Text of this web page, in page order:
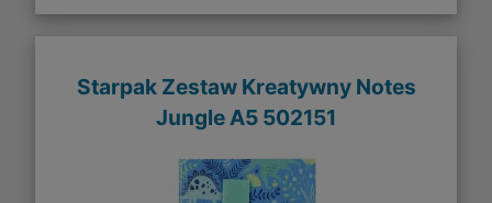
Starpak Zestaw Kreatywny Notes
Jungle A5 502151